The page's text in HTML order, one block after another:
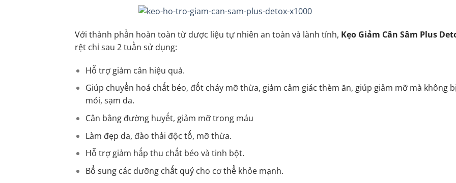
Với thành phần hoàn toàn từ dược liệu tự nhiên an toàn và lành tính, Kẹo Giảm Cân Sâm Plus
rệt chỉ sau 2 tuần sử dụng:
Hỗ trợ giảm cân hiệu quả.
Giúp chuyển hoá chất béo, đốt cháy mỡ thừa, giảm cảm giác thèm ăn, giúp giảm mỡ mà không
mỏi, sạm da.
Cân bằng đường huyết, giảm mỡ trong máu
Làm đẹp da, đào thải độc tố, mỡ thừa.
Hỗ trợ giảm hấp thu chất béo và tinh bột.
Bổ sung các dưỡng chất quý cho cơ thể khỏe mạnh.